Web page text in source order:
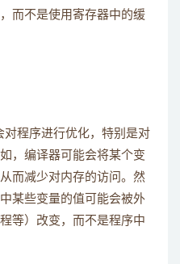
而不是使用寄存器中的缓
对程序进行优化，特别是对
，编译器可能会将某个变
而减少对内存的访问。然
某些变量的值可能会被外
等）改变，而不是程序中